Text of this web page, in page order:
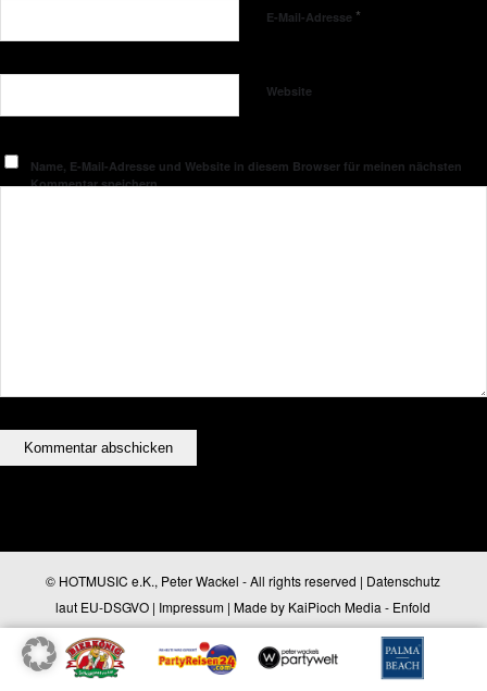
E-Mail-Adresse *
Website
Name, E-Mail-Adresse und Website in diesem Browser für meinen nächsten
Kommentar speichern.
© HOTMUSIC e.K., Peter Wackel - All rights reserved | Datenschutz
laut EU-DSGVO | Impressum | Made by KaiPioch Media - Enfold
WordPress Theme by Kriesi